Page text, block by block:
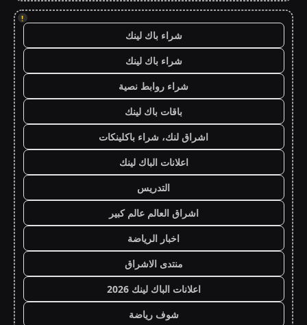
!
شراء باك لينك
شراء باك لينك
شراء روابط نصية
باقات باك لينك
اشراق لنك، شراء باكلينكات
اعلانات الباك لينك
التدريس
اشراق العالم عالم كبير
اخبار الرياضة
منتدى الاشراق
اعلانات الباك لينك 2026
شوف رياضة